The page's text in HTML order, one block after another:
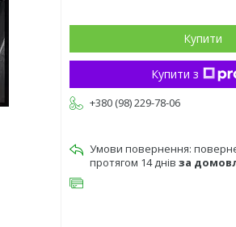
Купити
Купити з
+380 (98) 229-78-06
протягом 14 днів за